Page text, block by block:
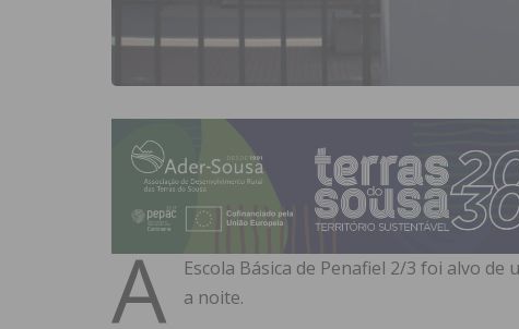
A
Escola Básica de Penafiel 2/3 foi alvo
a noite.